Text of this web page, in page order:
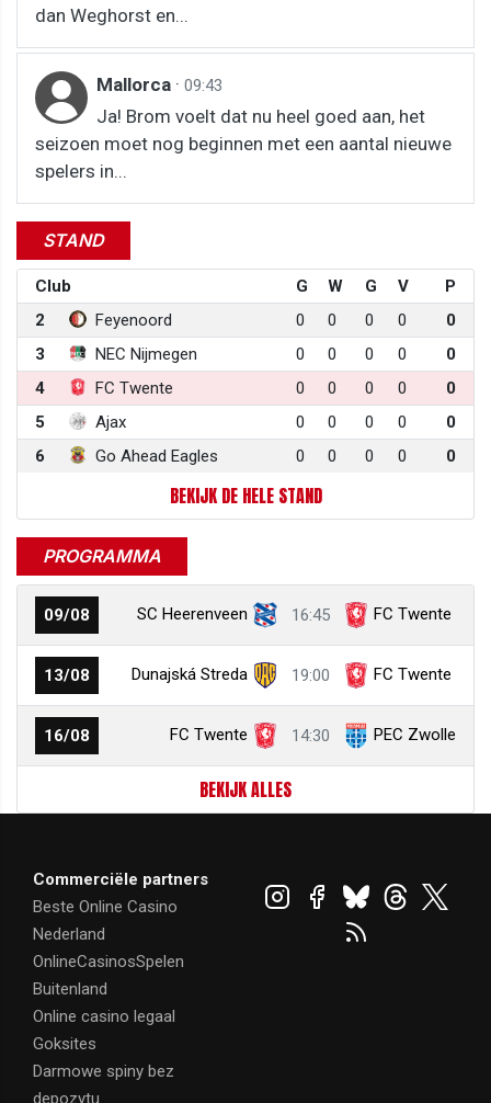
dan Weghorst en...
Mallorca · 09:43
Ja! Brom voelt dat nu heel goed aan, het
seizoen moet nog beginnen met een aantal nieuwe
spelers in...
STAND
Club G W G V
P
2
Feyenoord 0 0 0 0
0
3
NEC Nijmegen 0 0 0 0
0
4
FC Twente 0 0 0 0
0
5
Ajax 0 0 0 0
0
6
Go Ahead Eagles 0 0 0 0 0
BEKIJK DE HELE STAND
PROGRAMMA
09/08 SC Heerenveen 16:45 FC Twente
13/08 Dunajská Streda 19:00 FC Twente
16/08 FC Twente 14:30 PEC Zwolle
BEKIJK ALLES
Commerciële partners
Beste Online Casino
Nederland
OnlineCasinosSpelen
Buitenland
Online casino legaal
Goksites
Darmowe spiny bez
depozytu